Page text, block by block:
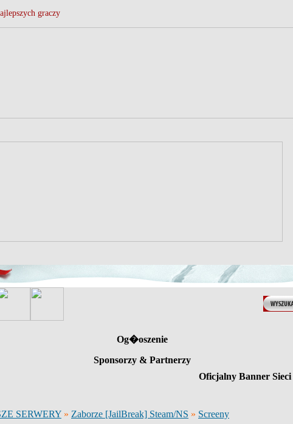
graczy
Og�oszenie
Sponsorzy & Partnerzy
Oficjalny Banner Sieci
SERWERY » Zaborze [JailBreak] Steam/NS » Screeny